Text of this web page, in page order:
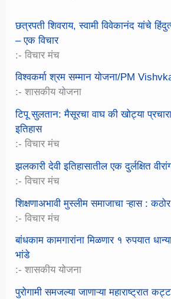
छत्रपती शिवराय, स्वामी विवेकानंद यांचे
– एक विचार
:- विचार मंच
विश्वकर्मा श्रम सम्मान योजना/PM
:- शासकीय योजना
टिपू सुलतान: मैसूरचा वाघ की खोट्या
इतिहास
:- विचार मंच
झलकारी देवी इतिहासातील एक दुर्लक्षित
:- विचार मंच
शिक्षणाअभावी मुस्लीम समाजाचा ऱ्हास :
:- विचार मंच
बांधकाम कामगारांना मिळणार १ रुपयात
भांडे
:- शासकीय योजना
पुरोगामी समजल्या जाणाऱ्या महाराष्ट्रात